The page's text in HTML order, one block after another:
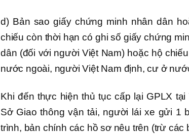
d) Bản sao giấy chứng minh nhân dân
chiếu còn thời hạn có ghi số giấy chứng
dân (đối với người Việt Nam) hoặc hộ
nước ngoài, người Việt Nam định, cư ở
Khi đến thực hiện thủ tục cấp lại GPLX
Sở Giao thông vận tải, người lái xe gửi 1
trình, bản chính các hồ sơ nêu trên (trừ các